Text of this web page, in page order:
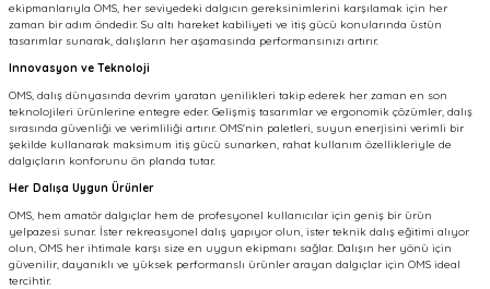
ekipmanlarıyla OMS, her seviyedeki dalgıcın gereksinimlerini karşılamak için her
zaman bir adım öndedir. Su altı hareket kabiliyeti ve itiş gücü konularında üstün
tasarımlar sunarak, dalışların her aşamasında performansınızı artırır.
Innovasyon ve Teknoloji
OMS, dalış dünyasında devrim yaratan yenilikleri takip ederek her zaman en son
teknolojileri ürünlerine entegre eder. Gelişmiş tasarımlar ve ergonomik çözümler, dalış
sırasında güvenliği ve verimliliği artırır. OMS'nin paletleri, suyun enerjisini verimli bir
şekilde kullanarak maksimum itiş gücü sunarken, rahat kullanım özellikleriyle de
dalgıçların konforunu ön planda tutar.
Her Dalışa Uygun Ürünler
OMS, hem amatör dalgıçlar hem de profesyonel kullanıcılar için geniş bir ürün
yelpazesi sunar. İster rekreasyonel dalış yapıyor olun, ister teknik dalış eğitimi alıyor
olun, OMS her ihtimale karşı size en uygun ekipmanı sağlar. Dalışın her yönü için
güvenilir, dayanıklı ve yüksek performanslı ürünler arayan dalgıçlar için OMS ideal
tercihtir.